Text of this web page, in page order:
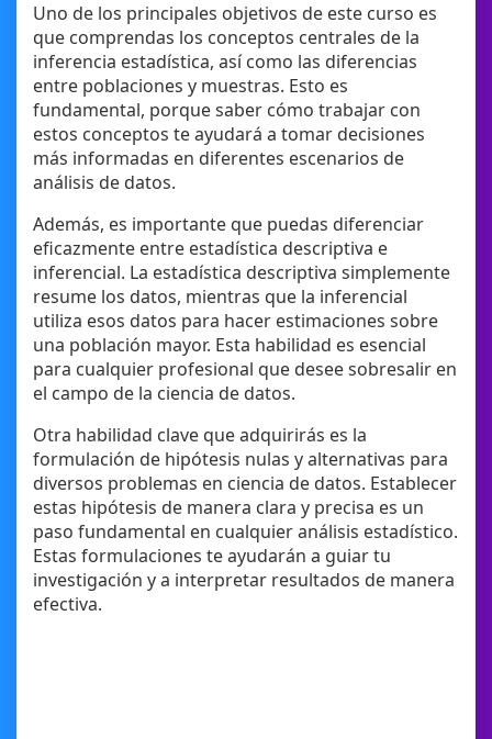
Uno de los principales objetivos de este curso es
que comprendas los conceptos centrales de la
inferencia estadística, así como las diferencias
entre poblaciones y muestras. Esto es
fundamental, porque saber cómo trabajar con
estos conceptos te ayudará a tomar decisiones
más informadas en diferentes escenarios de
análisis de datos.
Además, es importante que puedas diferenciar
eficazmente entre estadística descriptiva e
inferencial. La estadística descriptiva simplemente
resume los datos, mientras que la inferencial
utiliza esos datos para hacer estimaciones sobre
una población mayor. Esta habilidad es esencial
para cualquier profesional que desee sobresalir en
el campo de la ciencia de datos.
Otra habilidad clave que adquirirás es la
formulación de hipótesis nulas y alternativas para
diversos problemas en ciencia de datos. Establecer
estas hipótesis de manera clara y precisa es un
paso fundamental en cualquier análisis estadístico.
Estas formulaciones te ayudarán a guiar tu
investigación y a interpretar resultados de manera
efectiva.